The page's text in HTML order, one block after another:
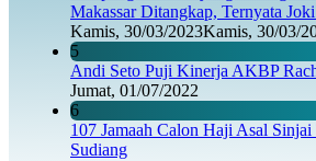
Makassar Ditangkap, Ternyata
Kamis, 30/03/2023Kamis, 30/03/
5
Andi Seto Puji Kinerja AKBP
Jumat, 01/07/2022
6
107 Jamaah Calon Haji Asal
Sudiang